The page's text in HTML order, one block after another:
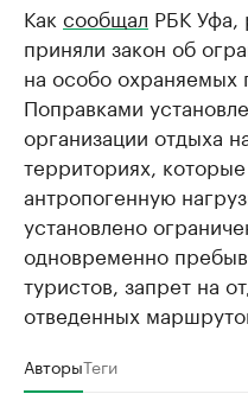
Как сообщал РБК Уфа,
приняли закон об
на особо охраняемых
Поправками
организации отдыха
территориях,
антропогенную
установлено
одновременно
туристов, запрет на
отведенных
АвторыТеги